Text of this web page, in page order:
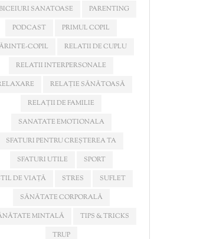
SANATOASE
PARENTING
PODCAST
PRIMUL COPIL
COPIL
RELATII DE CUPLU
RELATII INTERPERSONALE
RELAȚIE SĂNĂTOASĂ
RELAȚII DE FAMILIE
SANATATE EMOTIONALA
SFATURI PENTRU CREȘTEREA TA
SFATURI UTILE
SPORT
DE VIAȚĂ
STRES
SUFLET
SĂNĂTATE CORPORALĂ
MINTALĂ
TIPS & TRICKS
TRUP